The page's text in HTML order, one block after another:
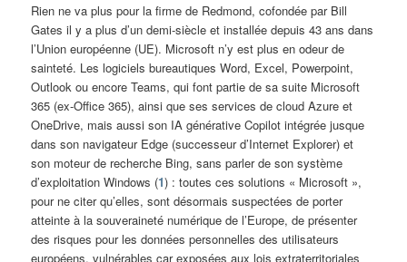
Rien ne va plus pour la firme de Redmond, cofondée par Bill
Gates il y a plus d’un demi-siècle et installée depuis 43 ans dans
l’Union européenne (UE). Microsoft n’y est plus en odeur de
sainteté. Les logiciels bureautiques Word, Excel, Powerpoint,
Outlook ou encore Teams, qui font partie de sa suite Microsoft
365 (ex-Office 365), ainsi que ses services de cloud Azure et
OneDrive, mais aussi son IA générative Copilot intégrée jusque
dans son navigateur Edge (successeur d’Internet Explorer) et
son moteur de recherche Bing, sans parler de son système
d’exploitation Windows (1) : toutes ces solutions « Microsoft »,
pour ne citer qu’elles, sont désormais suspectées de porter
atteinte à la souveraineté numérique de l’Europe, de présenter
des risques pour les données personnelles des utilisateurs
européens, vulnérables car exposées aux lois extraterritoriales